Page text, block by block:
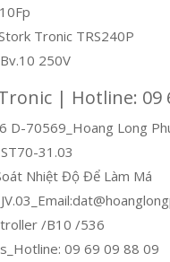
Tronic TRS240P
250V
| Hotline: 09
D-70569_Hoang Long
31.03
Nhiệt Độ Để Làm Má
/B10 /536
09 69 09 88 09